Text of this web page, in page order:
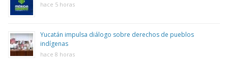
hace 5 horas
Yucatán impulsa diálogo sobre derechos de pueblos
indígenas
hace 8 horas